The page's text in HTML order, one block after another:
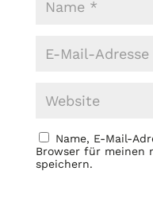
Name, E-Mail-
Browser für meinen
speichern.